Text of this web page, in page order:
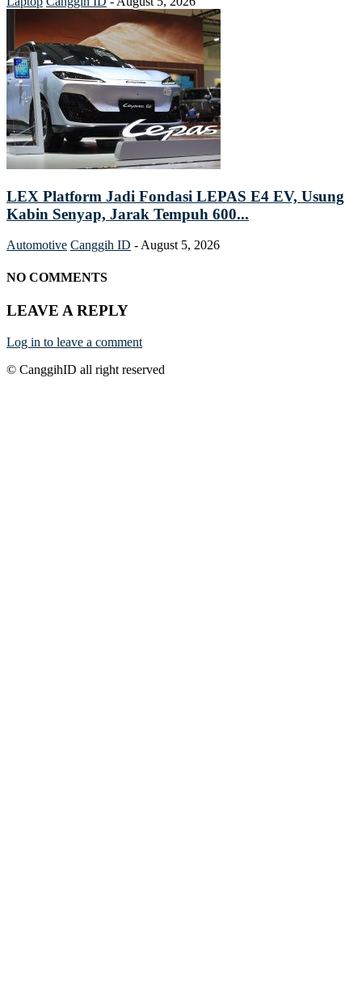
LEX Platform Jadi Fondasi LEPAS E4 EV, Usung
Kabin Senyap, Jarak Tempuh 600...
Automotive Canggih ID - August 5, 2026
NO COMMENTS
LEAVE A REPLY
Log in to leave a comment
© CanggihID all right reserved